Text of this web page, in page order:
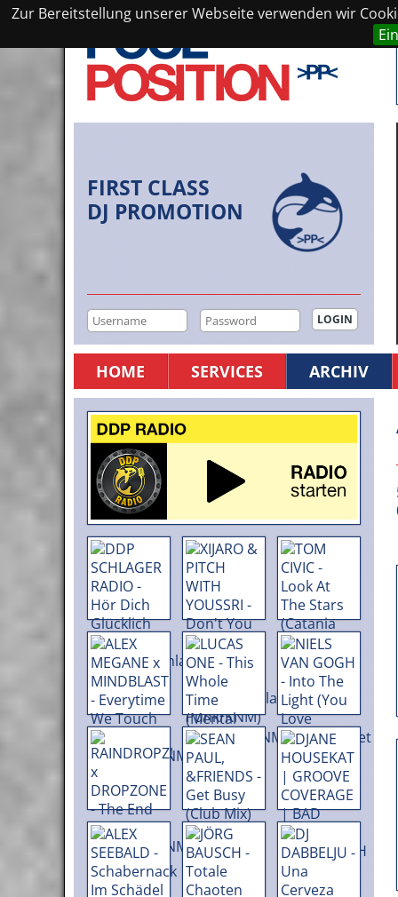
Zur Bereitstellung unserer Webseite verwenden wir
FIRST CLASS
DJ PROMOTION
HOME SERVICES ARCHIV